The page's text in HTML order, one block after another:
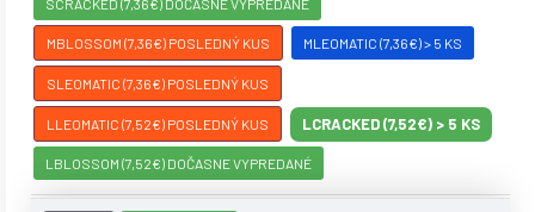
SCRACKED (7,36€) DOČASNE VYPREDANÉ
MBLOSSOM (7,36€) POSLEDNÝ KUS MLEOMATIC (7,36€) > 5 KS
SLEOMATIC (7,36€) POSLEDNÝ KUS
LLEOMATIC (7,52€) POSLEDNÝ KUS LCRACKED (7,52€) > 5 KS
LBLOSSOM (7,52€) DOČASNE VYPREDANÉ